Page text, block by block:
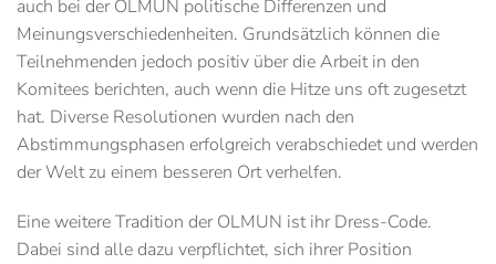
auch bei der OLMUN politische Differenzen und
Meinungsverschiedenheiten. Grundsätzlich können die
Teilnehmenden jedoch positiv über die Arbeit in den
Komitees berichten, auch wenn die Hitze uns oft zugesetzt
hat. Diverse Resolutionen wurden nach den
Abstimmungsphasen erfolgreich verabschiedet und werden
der Welt zu einem besseren Ort verhelfen.
Eine weitere Tradition der OLMUN ist ihr Dress-Code.
Dabei sind alle dazu verpflichtet, sich ihrer Position